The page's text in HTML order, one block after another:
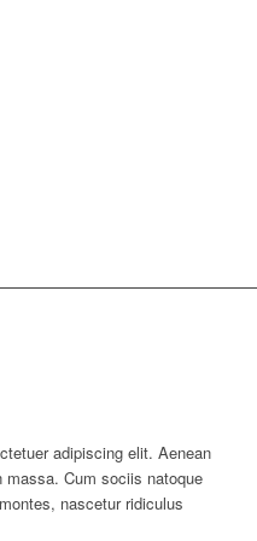
adipiscing elit. Aenean
massa. Cum sociis natoque
nascetur ridiculus